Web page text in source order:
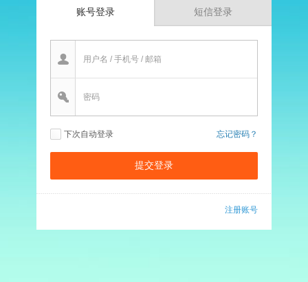
账号登录 短信登录
用户名 / 手机号 / 邮箱
密码
下次自动登录 忘记密码？
注册账号